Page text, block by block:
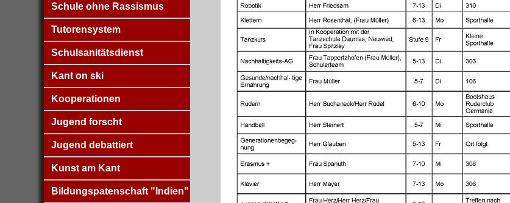
Schule ohne Rassismus
Tutorensystem
Schulsanitätsdienst
Kant on ski
Kooperationen
Jugend forscht
Jugend debattiert
Kunst am Kant
Bildungspatenschaft "Indien"